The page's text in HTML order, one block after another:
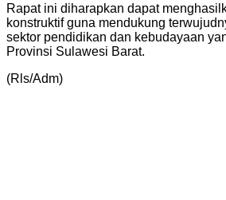
Rapat ini diharapkan dapat
konstruktif guna mendukung
sektor pendidikan dan kebudayaan
Provinsi Sulawesi Barat.
(Rls/Adm)